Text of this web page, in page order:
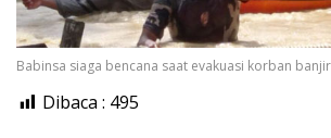
Babinsa siaga bencana saat evakuasi korban
Dibaca : 495